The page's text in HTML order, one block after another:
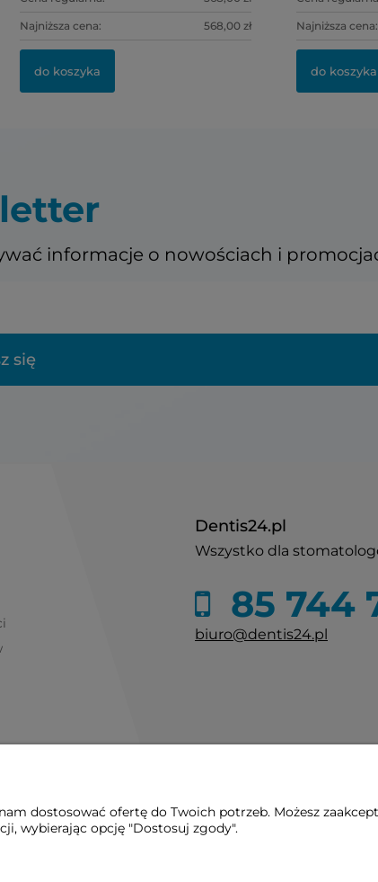
Najniższa cena: 568,00 zł
do koszyka
Najniższa cena:
do koszyka
informacje o nowościach i
się
Dentis24.pl
Wszystko dla
85 744
biuro@dentis24.pl
dostosować ofertę do Twoich potrzeb. Możesz
wybierając opcję "Dostosuj zgody".